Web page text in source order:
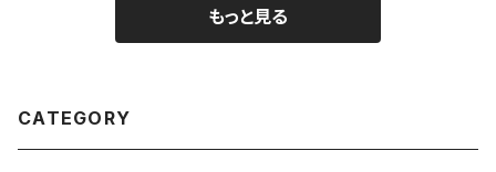
もっと見る
CATEGORY